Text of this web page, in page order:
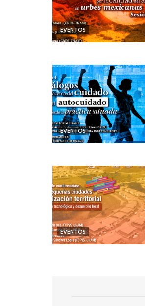
EVENTOS
EVENTOS
EVENTOS